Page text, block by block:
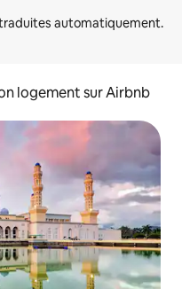
logement sur Airbnb